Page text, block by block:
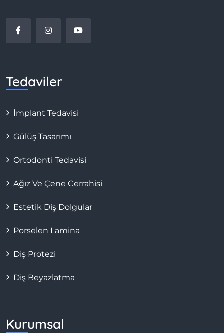
Tedaviler
İmplant Tedavisi
Gülüş Tasarımı
Ortodonti Tedavisi
Ağız Ve Çene Cerrahisi
Estetik Diş Dolgular
Porselen Lamina
Diş Protezi
Diş Beyazlatma
Kurumsal